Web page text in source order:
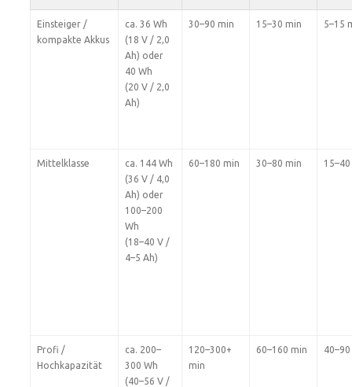
Einsteiger /
kompakte Akkus
ca. 36 Wh
(18 V / 2,0
Ah) oder
40 Wh
(20 V / 2,0
Ah)
30–90 min 15–30 min 5–15
Mittelklasse
ca. 144 Wh
(36 V / 4,0
Ah) oder
100–200
Wh
(18–40 V /
4–5 Ah)
60–180 min 30–80 min
Profi /
Hochkapazität
ca. 200–
300 Wh
(40–56 V /
120–300+
min
60–160 min